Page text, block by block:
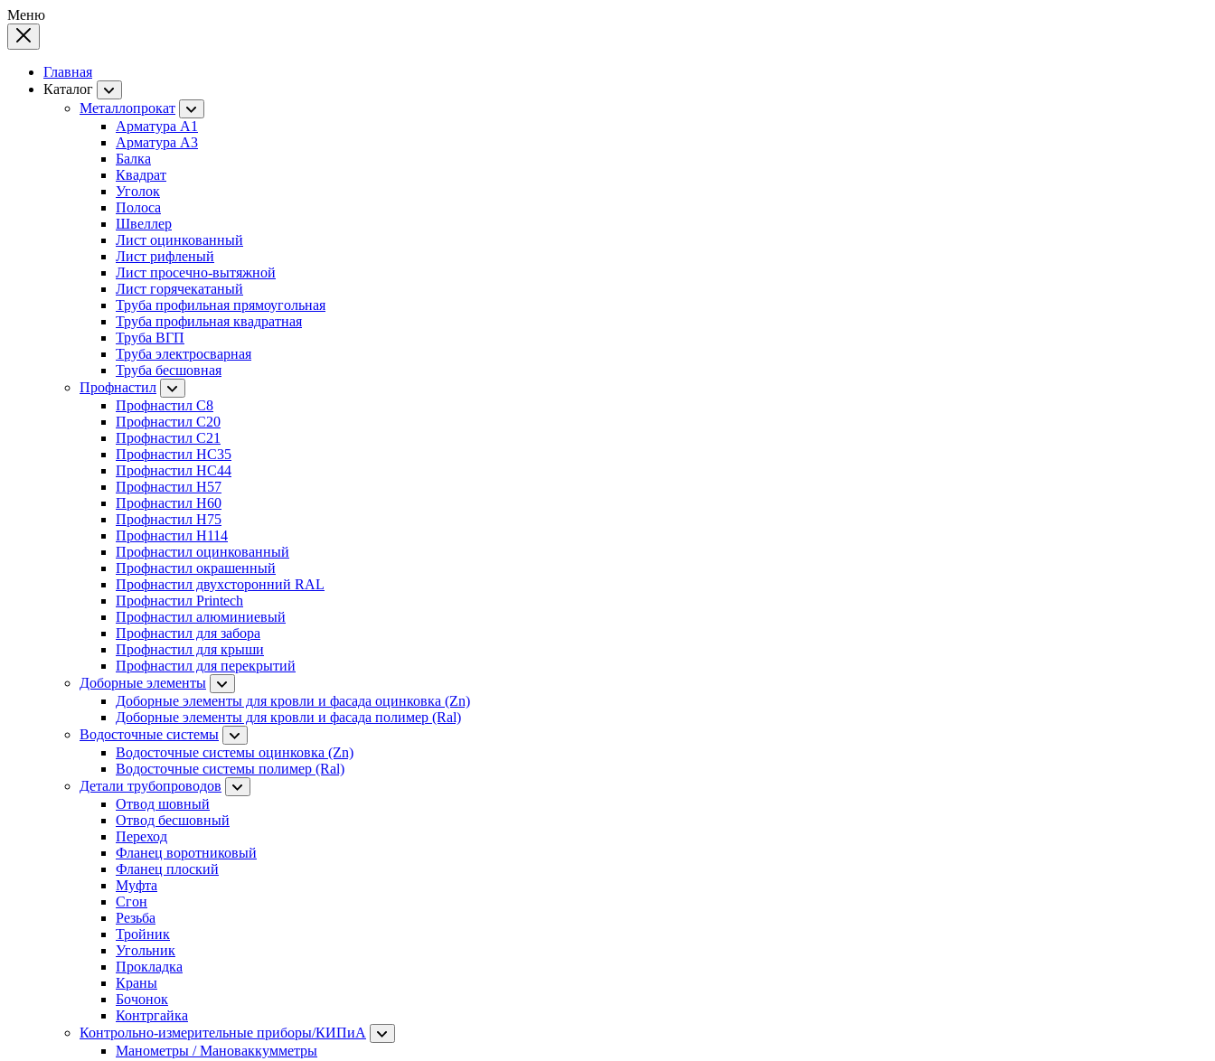
Меню
Главная
Каталог
Металлопрокат
Арматура А1
Арматура А3
Балка
Квадрат
Уголок
Полоса
Швеллер
Лист оцинкованный
Лист рифленый
Лист просечно-вытяжной
Лист горячекатаный
Труба профильная прямоугольная
Труба профильная квадратная
Труба ВГП
Труба электросварная
Труба бесшовная
Профнастил
Профнастил C8
Профнастил C20
Профнастил C21
Профнастил HC35
Профнастил HC44
Профнастил H57
Профнастил H60
Профнастил H75
Профнастил H114
Профнастил оцинкованный
Профнастил окрашенный
Профнастил двухсторонний RAL
Профнастил Printech
Профнастил алюминиевый
Профнастил для забора
Профнастил для крыши
Профнастил для перекрытий
Доборные элементы
Доборные элементы для кровли и фасада оцинковка (Zn)
Доборные элементы для кровли и фасада полимер (Ral)
Водосточные системы
Водосточные системы оцинковка (Zn)
Водосточные системы полимер (Ral)
Детали трубопроводов
Отвод шовный
Отвод бесшовный
Переход
Фланец воротниковый
Фланец плоский
Муфта
Сгон
Резьба
Тройник
Угольник
Прокладка
Краны
Бочонок
Контргайка
Контрольно-измерительные приборы/КИПиА
Манометры / Мановаккумметры